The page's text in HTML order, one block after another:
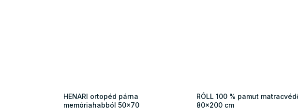
HENARI ortopéd párna
memóriahabból 50x70
RÓLL 100 % pamut
80x200 cm